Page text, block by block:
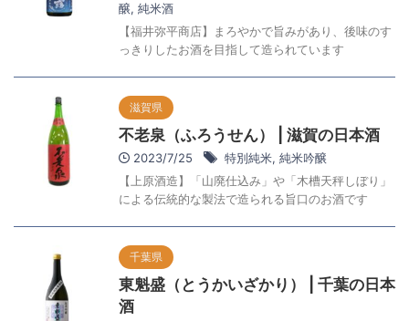
醸, 純米酒
【福井弥平商店】まろやかで旨みがあり、後味のす
っきりしたお酒を目指して造られています
滋賀県
不老泉（ふろうせん） | 滋賀の日本酒
2023/7/25 特別純米, 純米吟醸
【上原酒造】「山廃仕込み」や「木槽天秤しぼり」
による伝統的な製法で造られる旨口のお酒です
千葉県
東魁盛（とうかいざかり） | 千葉の日本
酒